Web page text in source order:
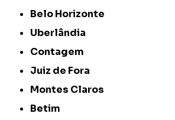
Belo Horizonte
Uberlândia
Contagem
Juiz de Fora
Montes Claros
Betim